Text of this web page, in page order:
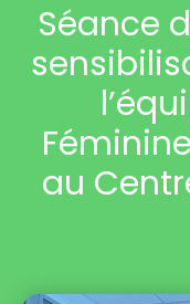
Séance
au